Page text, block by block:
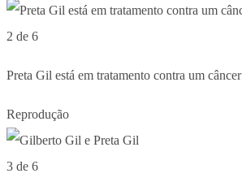
2 de 6
Preta Gil está em tratamento contra um câncer
Reprodução
3 de 6